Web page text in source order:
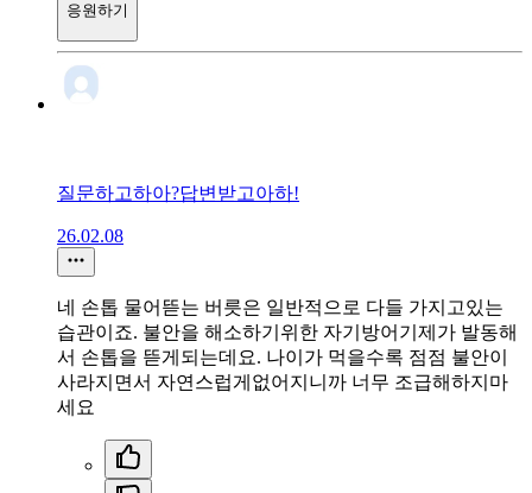
응원하기
질문하고하아?답변받고아하!
26.02.08
네 손톱 물어뜯는 버릇은 일반적으로 다들 가지고있는
습관이죠. 불안을 해소하기위한 자기방어기제가 발동해
서 손톱을 뜯게되는데요. 나이가 먹을수록 점점 불안이
사라지면서 자연스럽게없어지니까 너무 조급해하지마
세요